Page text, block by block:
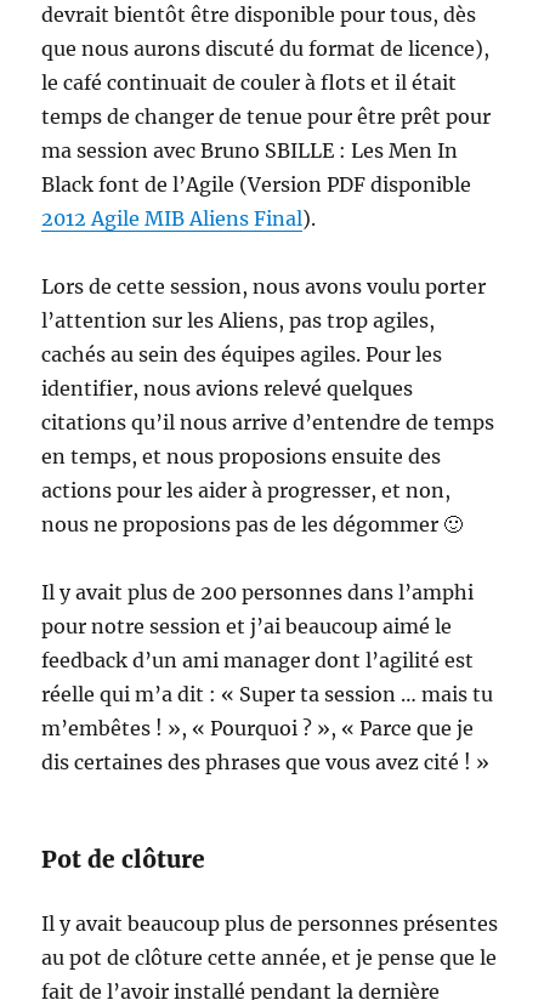
devrait bientôt être disponible pour tous, dès
que nous aurons discuté du format de licence),
le café continuait de couler à flots et il était
temps de changer de tenue pour être prêt pour
ma session avec Bruno SBILLE : Les Men In
Black font de l’Agile (Version PDF disponible
2012 Agile MIB Aliens Final).
Lors de cette session, nous avons voulu porter
l’attention sur les Aliens, pas trop agiles,
cachés au sein des équipes agiles. Pour les
identifier, nous avions relevé quelques
citations qu’il nous arrive d’entendre de temps
en temps, et nous proposions ensuite des
actions pour les aider à progresser, et non,
nous ne proposions pas de les dégommer 🙂
Il y avait plus de 200 personnes dans l’amphi
pour notre session et j’ai beaucoup aimé le
feedback d’un ami manager dont l’agilité est
réelle qui m’a dit : « Super ta session … mais tu
m’embêtes ! », « Pourquoi ? », « Parce que je
dis certaines des phrases que vous avez cité ! »
Pot de clôture
Il y avait beaucoup plus de personnes présentes
au pot de clôture cette année, et je pense que le
fait de l’avoir installé pendant la dernière